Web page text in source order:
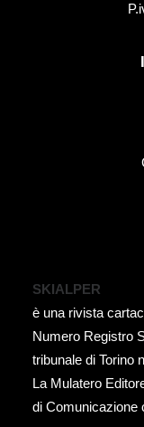
SKIALPER
è una rivista
Numero Registro
tribunale di Torino
La Mulatero
di Comunicazione